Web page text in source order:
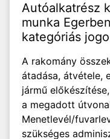
Autóalkatrész
munka
kategóriás
A rakomány
átadása, átvétele,
jármű
a megadott
Menetlevél/
szükséges